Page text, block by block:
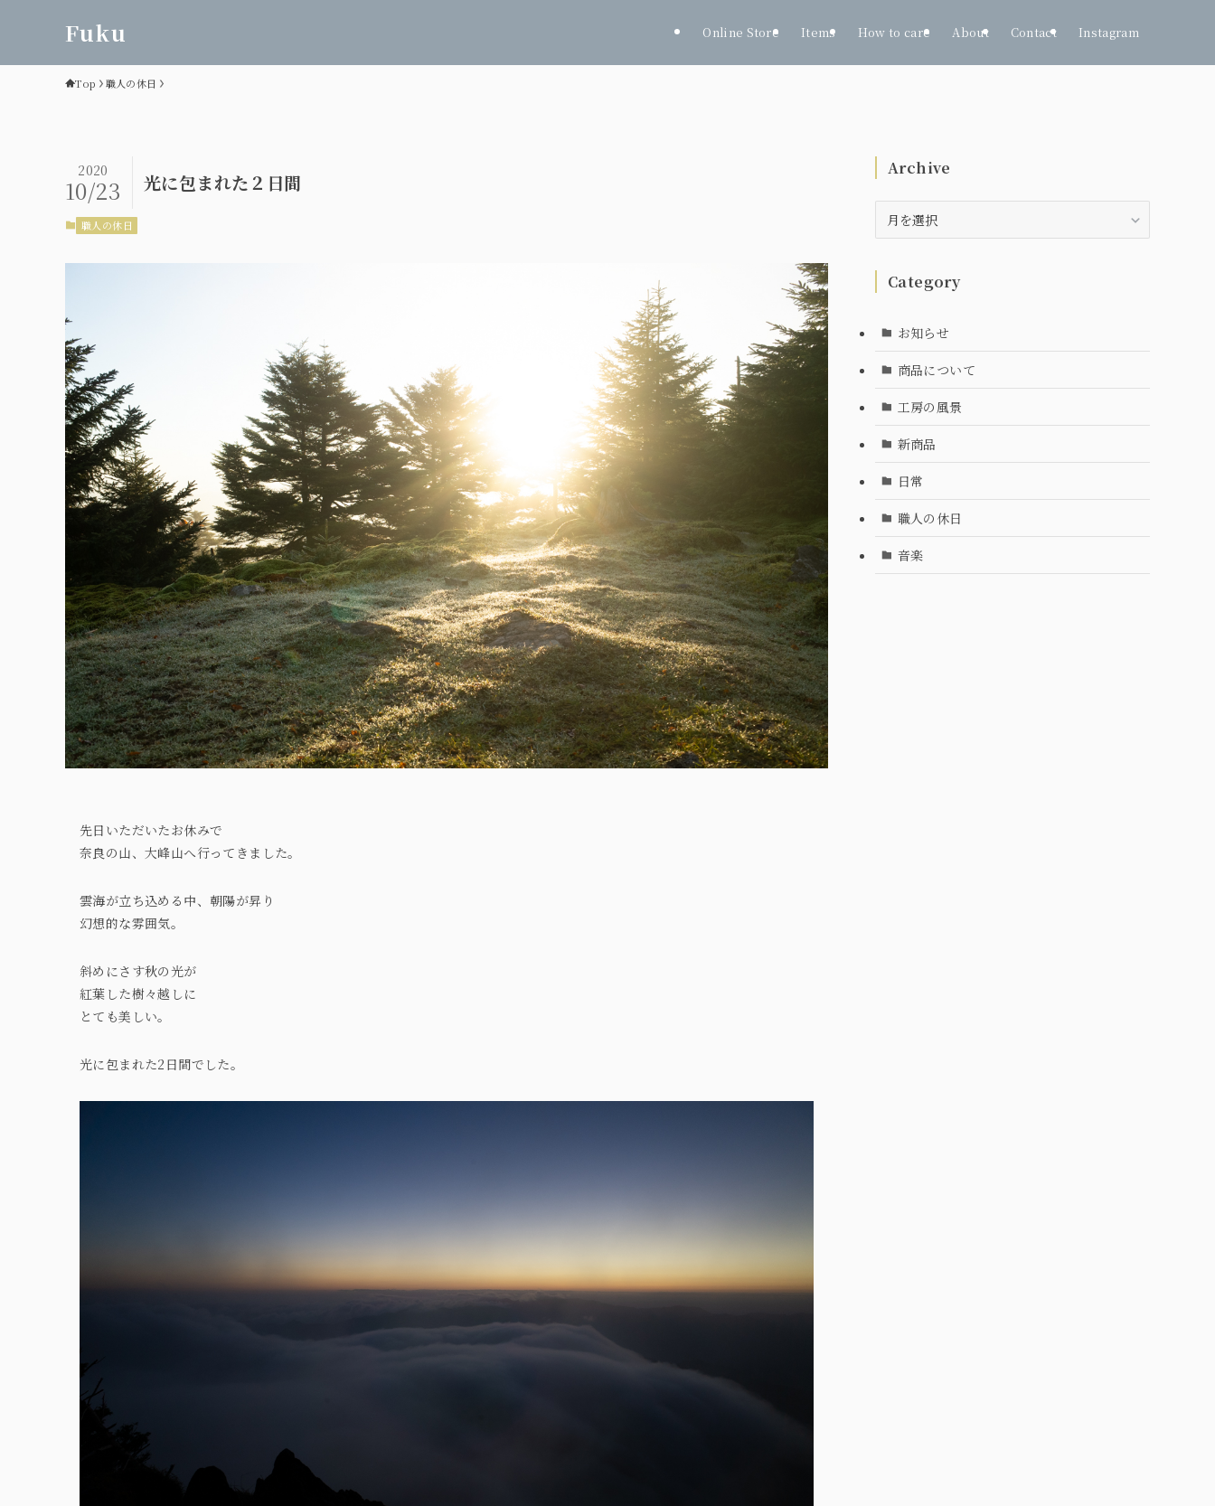
Fuku Online Store Items How to care About Contact Instagram
Top 職人の休日
光に包まれた２日間
2020
10/23
職人の休日
先日いただいたお休みで
奈良の山、大峰山へ行ってきました。
雲海が立ち込める中、朝陽が昇り
幻想的な雰囲気。
斜めにさす秋の光が
紅葉した樹々越しに
とても美しい。
光に包まれた2日間でした。
Archive
Archive
Category
お知らせ
商品について
工房の風景
新商品
日常
職人の休日
音楽